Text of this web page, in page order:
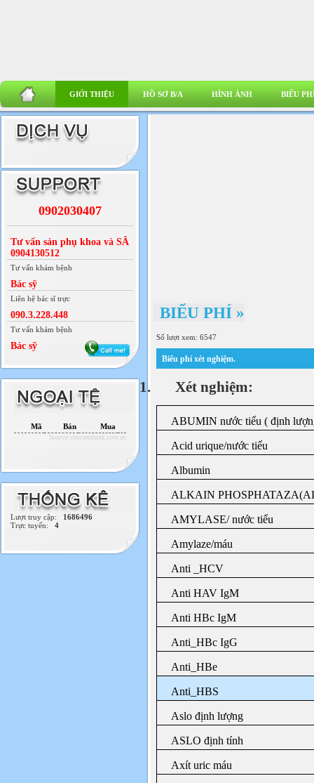
GIỚI THIỆU HỒ SƠ B/A HÌNH ẢNH BIỂU
0902030407
Tư vấn sản phụ khoa và SÂ
0904130512
Tư vấn khám bệnh
Bác sỹ
Liên hệ bác sĩ trực
090.3.228.448
Tư vấn khám bệnh
Bác sỹ
Mã Bán Mua
Source vietcombank.com.vn
Lượt truy cập: 1686496
Trực tuyến: 4
BIỂU PHÍ »
Số lượt xem: 6547
Biểu phí xét nghiệm.
1. Xét nghiệm:
ABUMIN nước tiểu ( định
Acid urique/nước tiểu
Albumin
ALKAIN
AMYLASE/ nước tiểu
Amylaze/máu
Anti _HCV
Anti HAV IgM
Anti HBc IgM
Anti_HBc IgG
Anti_HBe
Anti_HBS
Aslo định lượng
ASLO định tính
Axít uric máu